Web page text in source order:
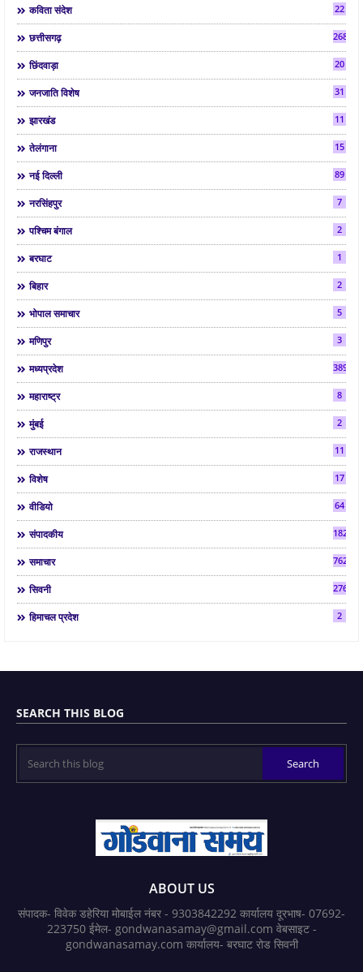
कविता संदेश 22
छत्तीसगढ़ 268
छिंदवाड़ा 20
जनजाति विशेष 31
झारखंड 11
तेलंगाना 15
नई दिल्ली 89
नरसिंहपुर 7
पश्चिम बंगाल 2
बरघाट 1
बिहार 2
भोपाल समाचार 5
मणिपुर 3
मध्यप्रदेश 3892
महाराष्ट्र 8
मुंबई 2
राजस्थान 11
विशेष 17
वीडियो 64
संपादकीय 182
समाचार 7624
सिवनी 2763
हिमाचल प्रदेश 2
SEARCH THIS BLOG
ABOUT US
संपादक- विवेक डहेरिया मोबाईल नंबर - 9303842292 कार्यालय दूरभाष- 07692-
223750 ईमेल- gondwanasamay@gmail.com वेबसाइट -
gondwanasamay.com कार्यालय- बरघाट रोड सिवनी